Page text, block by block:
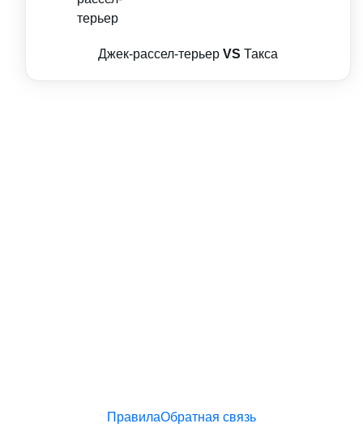
Джек-рассел-терьер VS Такса
ПравилаОбратная связь